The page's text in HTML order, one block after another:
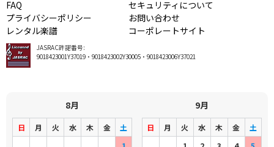
FAQ
セキュリティについて
プライバシーポリシー
お問い合わせ
レンタル楽譜
コーポレートサイト
JASRAC許諾番号:
9018423001Y37019・9018423002Y30005・9018423006Y37021
8月
日 月 火 水 木 金
土
9月
日 月 火 水 木 金
土